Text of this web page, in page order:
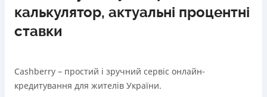
калькулятор, актуальні процентні
ставки
Cashberry – простий і зручний сервіс онлайн-
кредитування для жителів України.